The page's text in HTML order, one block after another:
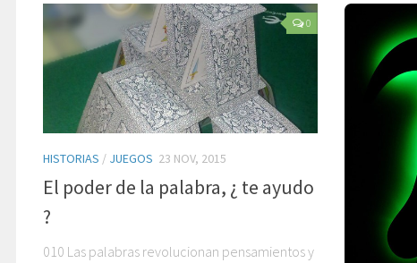
0
HISTORIAS / JUEGOS 23 NOV, 2015
El poder de la palabra, ¿ te ayudo
?
010 Las palabras revolucionan pensamientos y